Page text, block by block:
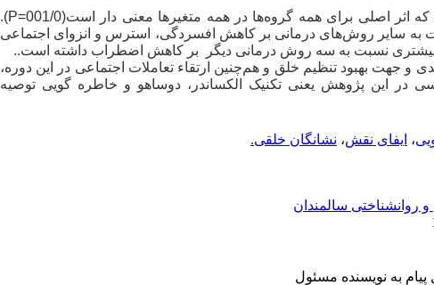
یافته‌ها: نتایج تحلیل واریانس با اندازه‌های مکرر نشان داد که اثر اصلی برای همه گروه‌ها در همه متغیرها معنی دار است(001/0=P).
به سایر روش‌های درمانی بر کاهش افسردگی، استرس و انزوای اجتماعی
نسبت به سه روش‌ درمانی دیگر بر کاهش اضطراب داشته است..
و جهت بهبود تنظیم خلق و هم‌چنین ارتقاء تعاملات اجتماعی در این دوره،
در این پژوهش یعنی تکنیک الکساندر، دوساهو و خاطره گویی توصیه
، ایفای نقش، نشانگان خلقی.
روانشناختی سالمندان
پیام به نویسنده مسئول